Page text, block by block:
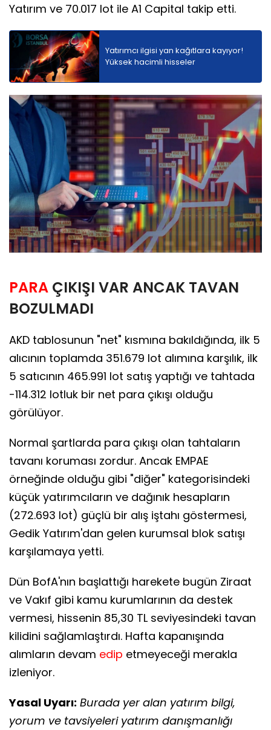
Yatırım ve 70.017 lot ile A1 Capital takip etti.
Yatırımcı ilgisi yan kağıtlara kayıyor!
Yüksek hacimli hisseler
PARA ÇIKIŞI VAR ANCAK TAVAN
BOZULMADI
AKD tablosunun "net" kısmına bakıldığında, ilk 5
alıcının toplamda 351.679 lot alımına karşılık, ilk
5 satıcının 465.991 lot satış yaptığı ve tahtada
-114.312 lotluk bir net para çıkışı olduğu
görülüyor.
Normal şartlarda para çıkışı olan tahtaların
tavanı koruması zordur. Ancak EMPAE
örneğinde olduğu gibi "diğer" kategorisindeki
küçük yatırımcıların ve dağınık hesapların
(272.693 lot) güçlü bir alış iştahı göstermesi,
Gedik Yatırım'dan gelen kurumsal blok satışı
karşılamaya yetti.
Dün BofA'nın başlattığı harekete bugün Ziraat
ve Vakıf gibi kamu kurumlarının da destek
vermesi, hissenin 85,30 TL seviyesindeki tavan
kilidini sağlamlaştırdı. Hafta kapanışında
alımların devam edip etmeyeceği merakla
izleniyor.
Yasal Uyarı: Burada yer alan yatırım bilgi,
yorum ve tavsiyeleri yatırım danışmanlığı